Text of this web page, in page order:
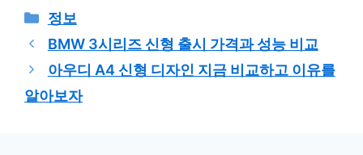
카
테
리
정보
BMW 3시리즈 신형 출시 가격과 성능 비교
아우디 A4 신형 디자인 지금 비교하고 이유를
알아보자